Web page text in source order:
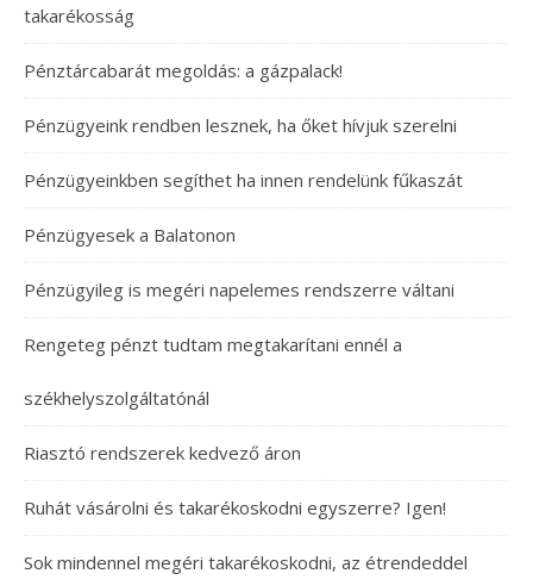
takarékosság
Pénztárcabarát megoldás: a gázpalack!
Pénzügyeink rendben lesznek, ha őket hívjuk szerelni
Pénzügyeinkben segíthet ha innen rendelünk fűkaszát
Pénzügyesek a Balatonon
Pénzügyileg is megéri napelemes rendszerre váltani
Rengeteg pénzt tudtam megtakarítani ennél a
székhelyszolgáltatónál
Riasztó rendszerek kedvező áron
Ruhát vásárolni és takarékoskodni egyszerre? Igen!
Sok mindennel megéri takarékoskodni, az étrendeddel